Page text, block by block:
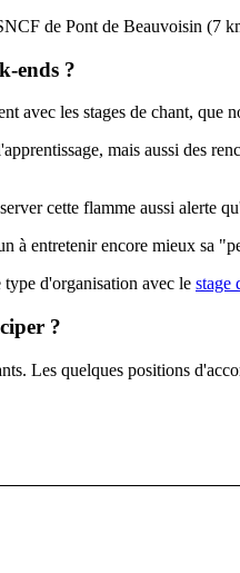
de Pont de Beauvoisin (7
ends ?
avec les stages de chant, que
mais aussi des
cette flamme aussi alerte
à entretenir encore mieux sa
d'organisation avec le stage
?
Les quelques positions